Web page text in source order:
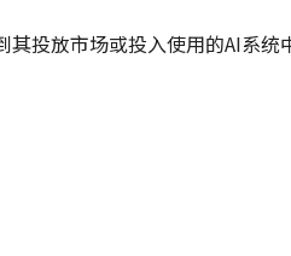
投放市场或投入使用的AI系统